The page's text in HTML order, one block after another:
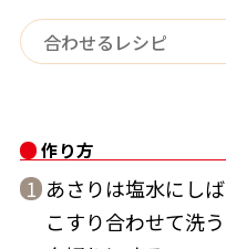
楽チン屋®
かつおだしが決め手！簡
作り方
1 あさりは塩水にし
こすり合わせて洗